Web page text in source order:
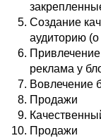
Создание
аудиторию
реклама у
Вовлечение
Продажи
Продажи